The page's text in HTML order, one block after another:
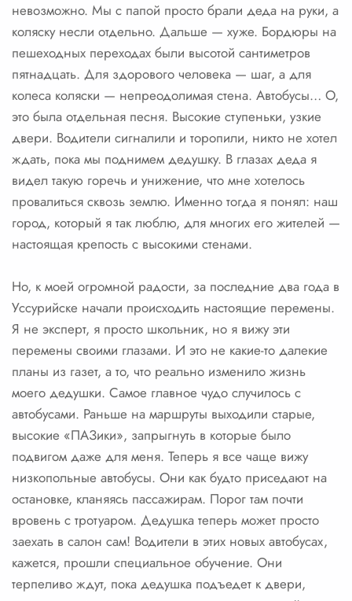
невозможно. Мы с папой просто брали деда на руки, а
коляску несли отдельно. Дальше — хуже. Бордюры на
пешеходных переходах были высотой сантиметров
пятнадцать. Для здорового человека — шаг, а для
колеса коляски — непреодолимая стена. Автобусы… О,
это была отдельная песня. Высокие ступеньки, узкие
двери. Водители сигналили и торопили, никто не хотел
ждать, пока мы поднимем дедушку. В глазах деда я
видел такую горечь и унижение, что мне хотелось
провалиться сквозь землю. Именно тогда я понял: наш
город, который я так люблю, для многих его жителей —
настоящая крепость с высокими стенами.
Но, к моей огромной радости, за последние два года в
Уссурийске начали происходить настоящие перемены.
Я не эксперт, я просто школьник, но я вижу эти
перемены своими глазами. И это не какие-то далекие
планы из газет, а то, что реально изменило жизнь
моего дедушки. Самое главное чудо случилось с
автобусами. Раньше на маршруты выходили старые,
высокие «ПАЗики», запрыгнуть в которые было
подвигом даже для меня. Теперь я все чаще вижу
низкопольные автобусы. Они как будто приседают на
остановке, кланяясь пассажирам. Порог там почти
вровень с тротуаром. Дедушка теперь может просто
заехать в салон сам! Водители в этих новых автобусах,
кажется, прошли специальное обучение. Они
терпеливо ждут, пока дедушка подъедет к двери,